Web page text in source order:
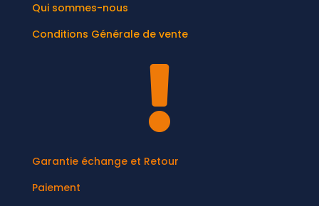
Qui sommes-nous
Conditions Générale de vente

Garantie échange et Retour
Paiement